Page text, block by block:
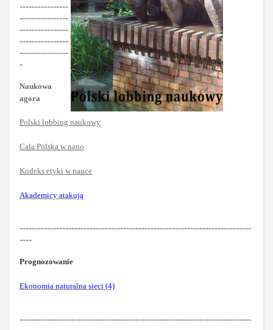
----------------
----------------
----------------
----------------
----------------
-
Naukowa
agora
Polski lobbing naukowy
Cała Polska w nano
Kodeks etyki w nauce
Akademicy atakują
----------------------------------------------------------------------------
----
Prognozowanie
Ekonomia naturalna sieci (4)
----------------------------------------------------------------------------